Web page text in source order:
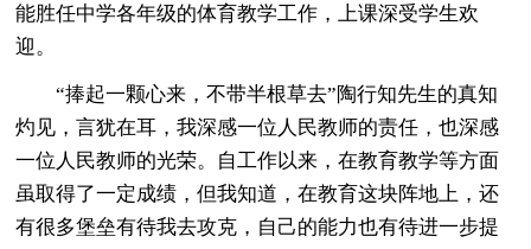
能胜任中学各年级的体育教学工作，上课深受学生欢
迎。
“捧起一颗心来，不带半根草去”陶行知先生的真知
灼见，言犹在耳，我深感一位人民教师的责任，也深感
一位人民教师的光荣。自工作以来，在教育教学等方面
虽取得了一定成绩，但我知道，在教育这块阵地上，还
有很多堡垒有待我去攻克，自己的能力也有待进一步提